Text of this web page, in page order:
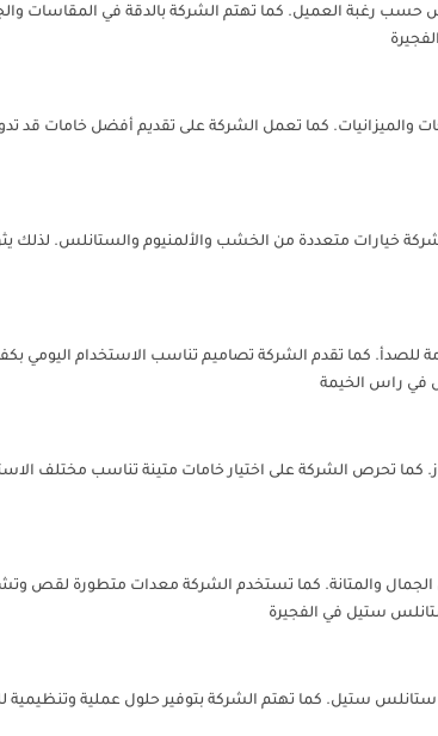
حسب رغبة العميل. كما تهتم الشركة بالدقة في المقاسات
والميزانيات. كما تعمل الشركة على تقديم أفضل خامات قد
خيارات متعددة من الخشب والألمنيوم والستانلس. لذلك
كما تقدم الشركة تصاميم تناسب الاستخدام اليومي
في راس الخيمة
تحرص الشركة على اختيار خامات متينة تناسب مختلف
والمتانة. كما تستخدم الشركة معدات متطورة لقص
ستيل في الفجيرة
ستيل. كما تهتم الشركة بتوفير حلول عملية وتنظيمية